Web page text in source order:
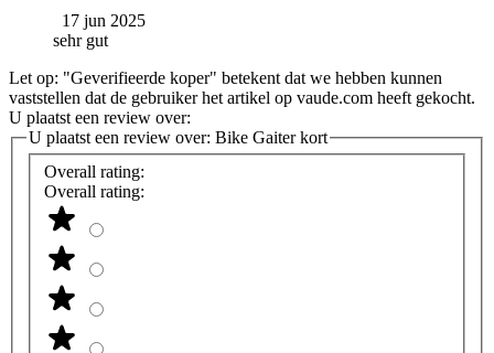
17 jun 2025
sehr gut
Let op: "Geverifieerde koper" betekent dat we hebben kunnen
vaststellen dat de gebruiker het artikel op vaude.com heeft gekocht.
U plaatst een review over:
U plaatst een review over: Bike Gaiter kort
Overall rating:
Overall rating: